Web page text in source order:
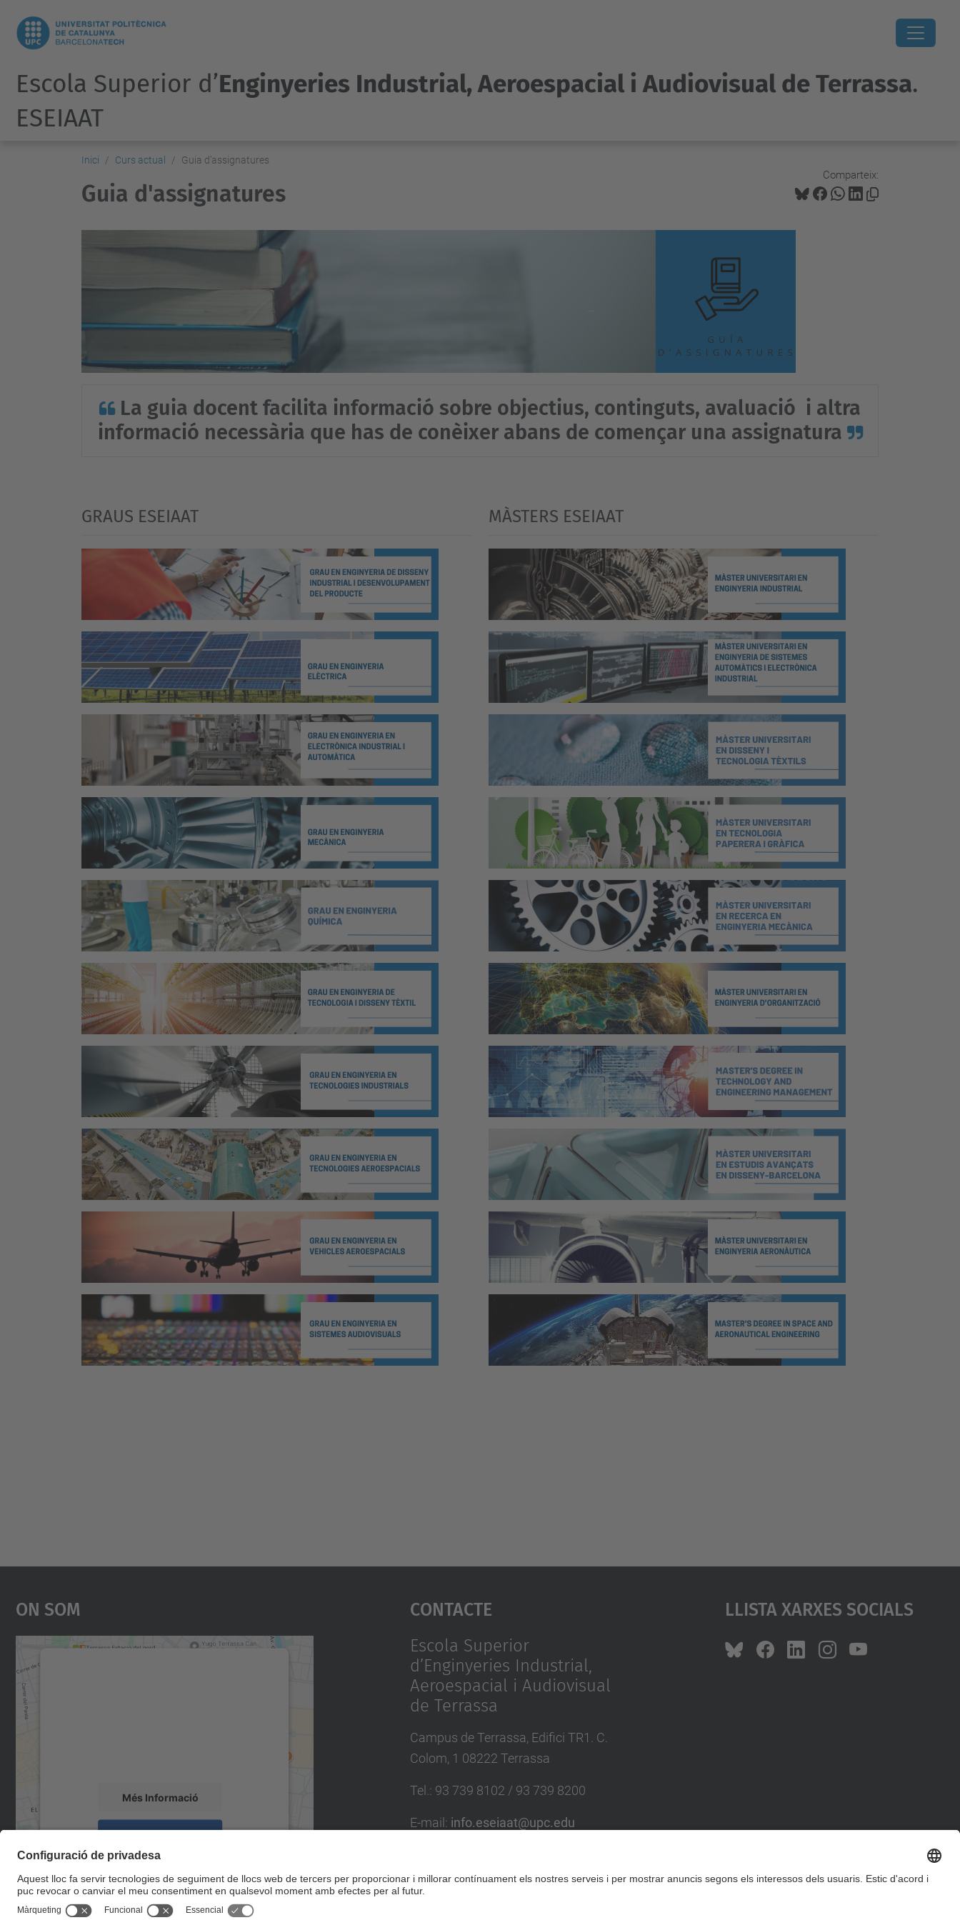
Escola Superior d’Enginyeries Industrial, Aeroespacial i Audiovisual de Terrassa.
ESEIAAT
Inici Curs actual Guia d’assignatures
Comparteix:
Guia d'assignatures
La guia docent facilita informació sobre objectius, continguts, avaluació i altra
informació necessària que has de conèixer abans de començar una assignatura
GRAUS ESEIAAT MÀSTERS ESEIAAT
On Som
Més Informació
Accepta
powered byUsercentrics Consent
Management Platform
Contacte
Escola Superior
d’Enginyeries Industrial,
Aeroespacial i Audiovisual
de Terrassa
Campus de Terrassa, Edifici TR1. C.
Colom, 1 08222 Terrassa
Tel. : 93 739 8102 / 93 739 8200
E-mail : info.eseiaat@upc.edu
Formulari de contacte
Llista Xarxes Socials